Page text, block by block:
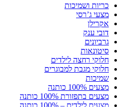
כריות ושמיכות
מצעי ג’רסי
אקרילן
דובי ענק
גרביונים
סיטונאות
חלוקי רחצה לילדים
חלוקי מגבת למבוגרים
שמיכות
מצעים 100% כותנה
מצעים בתפזורת 100% כותנה
מצעים לילדים – 100% כותנה